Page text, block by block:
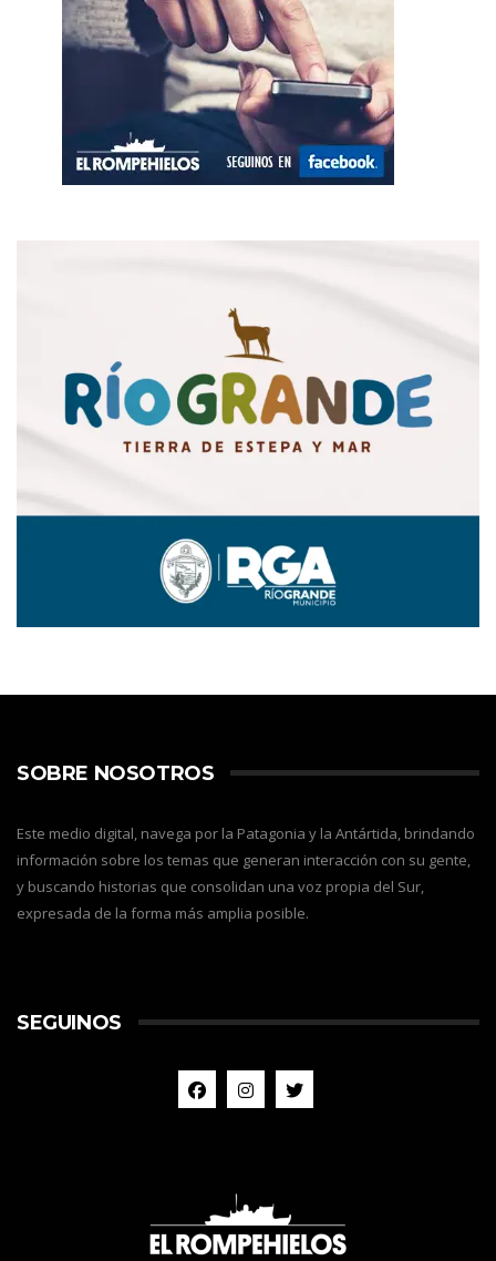
SOBRE NOSOTROS
Este medio digital, navega por la Patagonia y la Antártida, brindando
información sobre los temas que generan interacción con su gente,
y buscando historias que consolidan una voz propia del Sur,
expresada de la forma más amplia posible.
SEGUINOS